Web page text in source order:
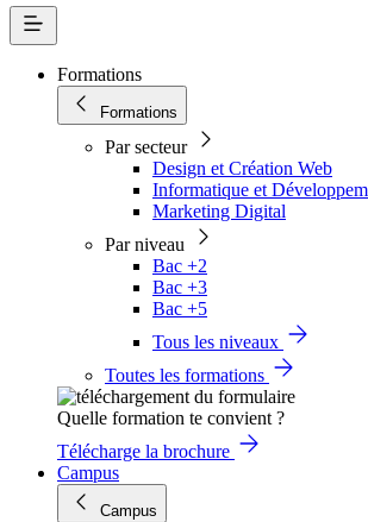
Formations
Formations
Par secteur
Design et Création Web
Informatique et
Marketing Digital
Par niveau
Bac +2
Bac +3
Bac +5
Tous les niveaux
Toutes les formations
Quelle formation te convient ?
Télécharge la brochure
Campus
Campus